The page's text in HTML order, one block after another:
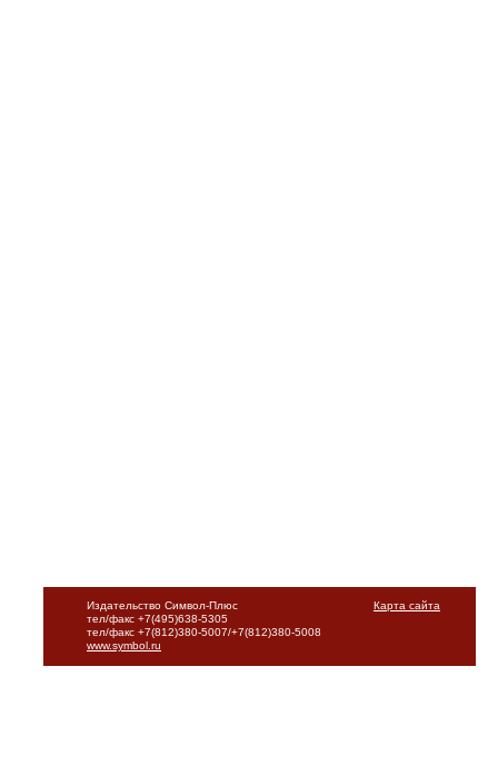
Карта сайта
Издательство Символ-Плюс
тел/факс +7(495)638-5305
тел/факс +7(812)380-5007/+7(812)380-5008
www.symbol.ru